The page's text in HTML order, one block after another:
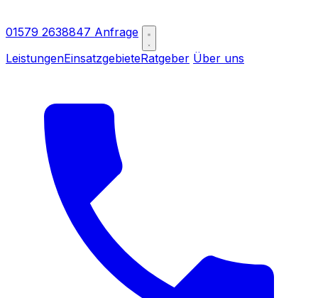
01579 2638847 Anfrage
LeistungenEinsatzgebieteRatgeber Über uns